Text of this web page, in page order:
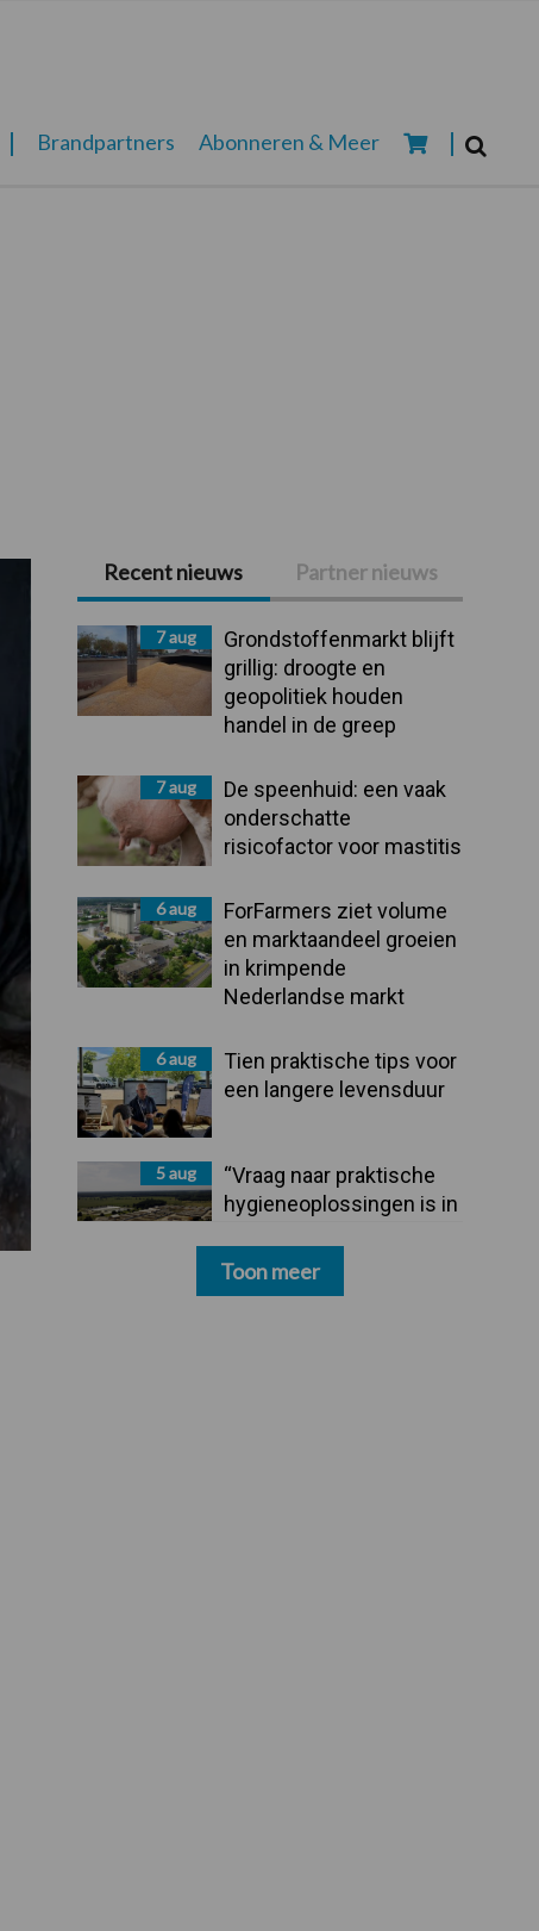
Brandpartners Abonneren & Meer
Primaire
Sidebar
Recent nieuws Partner nieuws
7 aug
Grondstoffenmarkt blijft
grillig: droogte en
geopolitiek houden
handel in de greep
7 aug
De speenhuid: een vaak
onderschatte
risicofactor voor mastitis
6 aug
ForFarmers ziet volume
en marktaandeel groeien
in krimpende
Nederlandse markt
6 aug
Tien praktische tips voor
een langere levensduur
5 aug
“Vraag naar praktische
hygieneoplossingen is in
Toon meer